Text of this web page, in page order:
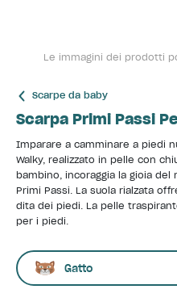
Le immagini dei prodotti
Scarpe da baby
Scarpa Primi Passi
Imparare a camminare a piedi
Walky, realizzato in pelle con
bambino, incoraggia la gioia
Primi Passi. La suola rialzata
dita dei piedi. La pelle
per i piedi.
Gatto